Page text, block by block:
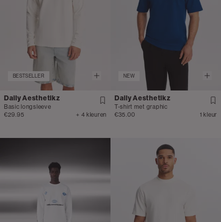
BESTSELLER
Daily Aesthetikz
Basic longsleeve
€29.95
+ 4 kleuren
NEW
Daily Aesthetikz
T-shirt met graphic
€35.00
1 kleur